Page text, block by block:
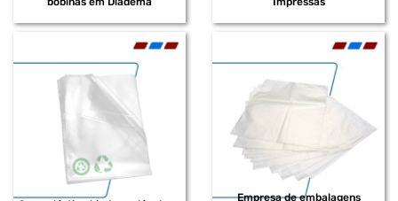
FABRICANTE DE SACOS PLÁSTICOS INFECTANTE
FABRICANTE DE BOBINAS PLÁSTICAS EM POLIETILENO
FABRICANTE DE BOBINAS PLÁSTICAS DE BAIXA DENSIDADE
FABRICANTE DE BOBINAS PLÁSTICAS EM POLIETILENO DE BAIXA
DENSIDADE
FABRICANTE DE BOBINAS PLÁSTICAS IMPRESSAS
FABRICANTE DE BOBINAS PLÁSTICAS RECICLADAS
Empresa de embalagens